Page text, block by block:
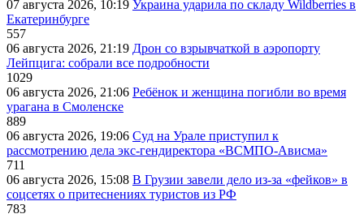
07 августа 2026, 10:19 Украина ударила по складу Wildberries в
Екатеринбурге
557
06 августа 2026, 21:19 Дрон со взрывчаткой в аэропорту
Лейпцига: собрали все подробности
1029
06 августа 2026, 21:06 Ребёнок и женщина погибли во время
урагана в Смоленске
889
06 августа 2026, 19:06 Суд на Урале приступил к
рассмотрению дела экс-гендиректора «ВСМПО-Ависма»
711
06 августа 2026, 15:08 В Грузии завели дело из-за «фейков» в
соцсетях о притеснениях туристов из РФ
783